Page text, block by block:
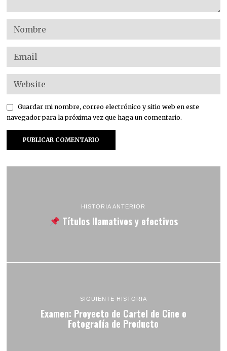
Guardar mi nombre, correo electrónico y sitio web en este
navegador para la próxima vez que haga un comentario.
HISTORIA ANTERIOR
Títulos llamativos y efectivos
SIGUIENTE HISTORIA
Examen: Proyecto de Cartel de Cine o
Fotografía de Producto